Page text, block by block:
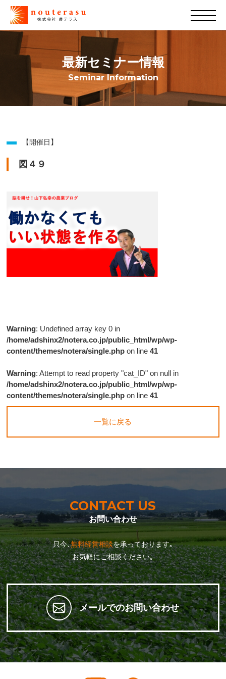
最新セミナー情報
Seminar Information
【開催日】
図４９
Warning: Undefined array key 0 in
/home/adshinx2/notera.co.jp/public_html/wp/wp-
content/themes/notera/single.php on line41
Warning: Attempt to read property "cat_ID" on null in
/home/adshinx2/notera.co.jp/public_html/wp/wp-
content/themes/notera/single.php on line41
一覧に戻る
CONTACT US
お問い合わせ
只今､無料経営相談を承っております｡
お気軽にご相談ください｡
メールでのお問い合わせ